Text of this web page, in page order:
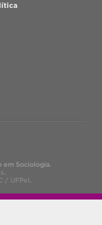
em Sociologia.
.
/ UFPel.